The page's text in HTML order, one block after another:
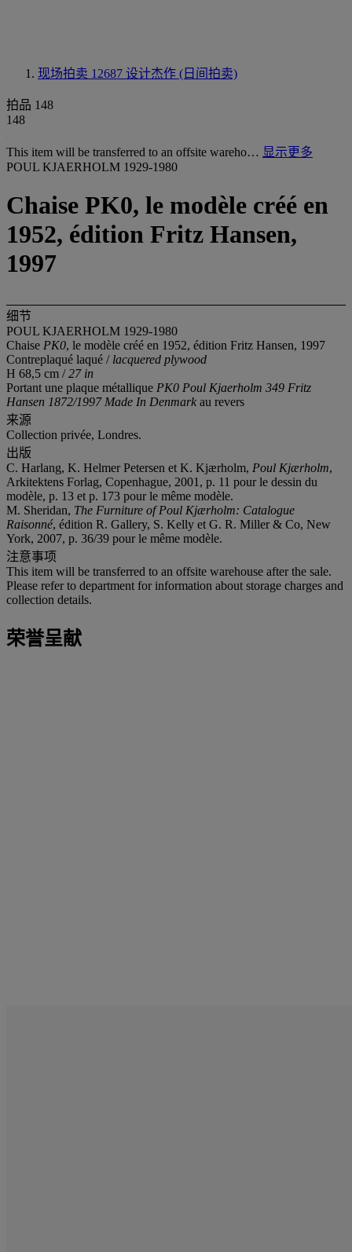
现场拍卖 12687 设计杰作 (日间拍卖)
拍品 148
148
This item will be transferred to an offsite wareho… 显示更多
POUL KJAERHOLM 1929-1980
Chaise PK0, le modèle créé en
1952, édition Fritz Hansen,
1997
细节
POUL KJAERHOLM 1929-1980
Chaise PK0, le modèle créé en 1952, édition Fritz Hansen, 1997
Contreplaqué laqué / lacquered plywood
H 68,5 cm /27 in
Portant une plaque métallique PK0 Poul Kjaerholm 349 Fritz
Hansen 1872/1997 Made In Denmark au revers
来源
Collection privée, Londres.
出版
C. Harlang, K. Helmer Petersen et K. Kjærholm, Poul Kjærholm,
Arkitektens Forlag, Copenhague, 2001, p. 11 pour le dessin du
modèle, p. 13 et p. 173 pour le même modèle.
M. Sheridan, The Furniture of Poul Kjærholm: Catalogue
Raisonné, édition R. Gallery, S. Kelly et G. R. Miller & Co, New
York, 2007, p. 36/39 pour le même modèle.
注意事项
This item will be transferred to an offsite warehouse after the sale.
Please refer to department for information about storage charges and
collection details.
荣誉呈献